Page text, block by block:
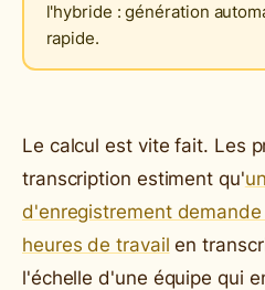
l'hybride : génération
rapide.
Le calcul est vite fait. Les
transcription estiment qu'
d'enregistrement
heures de travail en
l'échelle d'une équipe qui